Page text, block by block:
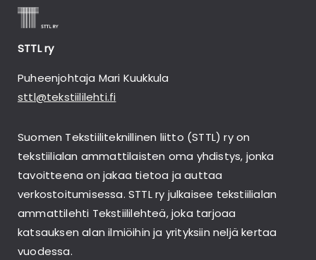
STTL ry
Puheenjohtaja Mari Kuukkula
sttl@tekstiililehti.fi
Suomen Tekstiiliteknillinen liitto (STTL) ry on
tekstiilialan ammattilaisten oma yhdistys, jonka
tavoitteena on jakaa tietoa ja auttaa
verkostoitumisessa. STTL ry julkaisee tekstiilialan
ammattilehti Tekstiililehteä, joka tarjoaa
katsauksen alan ilmiöihin ja yrityksiin neljä kertaa
vuodessa.